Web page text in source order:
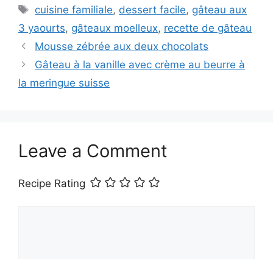
Tags
cuisine familiale, dessert facile, gâteau aux
3 yaourts, gâteaux moelleux, recette de gâteau
Mousse zébrée aux deux chocolats
Gâteau à la vanille avec crème au beurre à
la meringue suisse
Leave a Comment
Recipe Rating